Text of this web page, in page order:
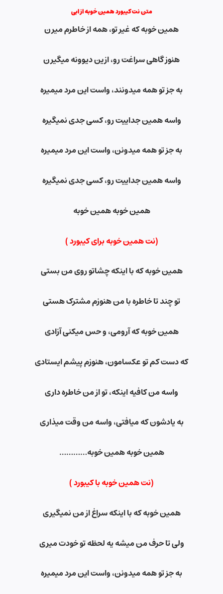
متن نت کیبورد همین خوبه از ابی
همین خوبه که غیر تو،همه از خاطرم میرن
هنوز گاهی سراغت رو، ازین دیوونه میگیرن
به جز تو همه میدونند، واست این مرد میمیره
واسه همین جداییت رو، کسی جدی نمیگیره
به جز تو همه میدونن، واست این مرد میمیره
واسه همین جداییت رو،کسی جدی نمیگیره
همین خوبه همین خوبه
(نت همین خوبه برای کیبورد )
همین خوبه که با اینکه چشاتو روی من بستی
تو چند تا خاطره با من هنوزم مشترک هستی
همین خوبه که آرومی، و حس میکنی آزادی
که دست کم تو عکسامون، هنوزم پیشم ایستادی
واسه من کافیه اینکه، تو از من خاطره داری
به یادشون که میافتی، واسه من وقت میذاری
همین خوبه همین خوبه…………
(نت همین خوبه با کیبورد )
همین خوبه که با اینکه سراغ از من نمیگیری
ولی تا حرف من میشه یه لحظه تو خودت میری
به جز تو همه میدونن، واست این مرد میمیره